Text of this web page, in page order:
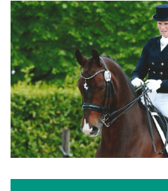
Skip
content